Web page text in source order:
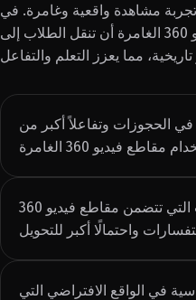
مشاهدة واقعية وغامرة. في
التعليم، يمكن لمقاطع فيديو 360 الغامرة أن تنقل الطلاب إلى
الحجوزات وتفاعلاً أكبر من
تحقق قوائم العقارات التي تتضمن مقاطع فيديو 360
في الواقع الافتراضي التي